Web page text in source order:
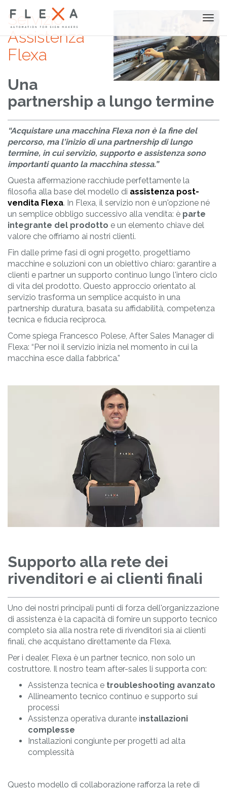
Servizio
Assistenza
Flexa
Una
partnership a lungo termine
“Acquistare una macchina Flexa non è la fine del
percorso, ma l'inizio di una partnership di lungo
termine, in cui servizio, supporto e assistenza sono
importanti quanto la macchina stessa.”
Questa affermazione racchiude perfettamente la
filosofia alla base del modello di assistenza post-
vendita Flexa. In Flexa, il servizio non è un'opzione né
un semplice obbligo successivo alla vendita: è parte
integrante del prodotto e un elemento chiave del
valore che offriamo ai nostri clienti.
Fin dalle prime fasi di ogni progetto, progettiamo
macchine e soluzioni con un obiettivo chiaro: garantire a
clienti e partner un supporto continuo lungo l'intero ciclo
di vita del prodotto. Questo approccio orientato al
servizio trasforma un semplice acquisto in una
partnership duratura, basata su affidabilità, competenza
tecnica e fiducia reciproca.
Come spiega Francesco Polese, After Sales Manager di
Flexa: “Per noi il servizio inizia nel momento in cui la
macchina esce dalla fabbrica.”
Supporto alla rete dei
rivenditori e ai clienti finali
Uno dei nostri principali punti di forza dell'organizzazione
di assistenza è la capacità di fornire un supporto tecnico
completo sia alla nostra rete di rivenditori sia ai clienti
finali, che acquistano direttamente da Flexa.
Per i dealer, Flexa è un partner tecnico, non solo un
costruttore. Il nostro team after-sales li supporta con:
Assistenza tecnica e troubleshooting avanzato
Allineamento tecnico continuo e supporto sui
processi
Assistenza operativa durante installazioni
complesse
Installazioni congiunte per progetti ad alta
complessità
Questo modello di collaborazione rafforza la rete di